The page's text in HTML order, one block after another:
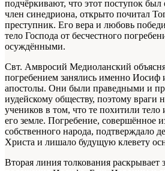
подчёркивают, что этот поступок
член синедриона, открыто почитал
преступник. Его вера и любовь
тело Господа от бесчестного
осуждёнными.
Свт. Амвросий Медиоланский
погребением занялись именно
апостолы. Они были праведными и
иудейскому обществу, поэтому враги
учеников в том, что те похитили тело
его земле. Погребение, совершённое
собственного народа, подтверждало
Христа и лишало будущую клевету
Вторая линия толкования раскрывает